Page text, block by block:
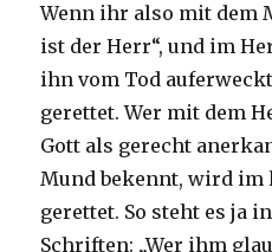
Wenn ihr also mit dem
ist der Herr“, und im
ihn vom Tod
gerettet. Wer mit dem
Gott als gerecht
Mund bekennt, wird im
gerettet. So steht es ja
Schriften: „Wer ihm